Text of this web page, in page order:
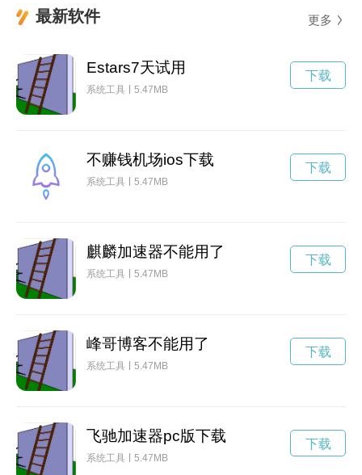
最新软件 更多
Estars7天试用
系统工具 5.47MB
下载
不赚钱机场ios下载
系统工具 5.47MB
下载
麒麟加速器不能用了
系统工具 5.47MB
下载
峰哥博客不能用了
系统工具 5.47MB
下载
飞驰加速器pc版下载
系统工具 5.47MB
下载